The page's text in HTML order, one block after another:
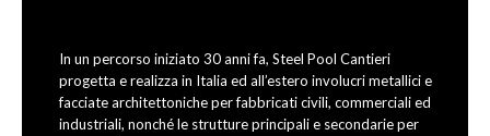
In un percorso iniziato 30 anni fa, Steel Pool Cantieri
progetta e realizza in Italia ed all’estero involucri metallici e
facciate architettoniche per fabbricati civili, commerciali ed
industriali, nonché le strutture principali e secondarie per